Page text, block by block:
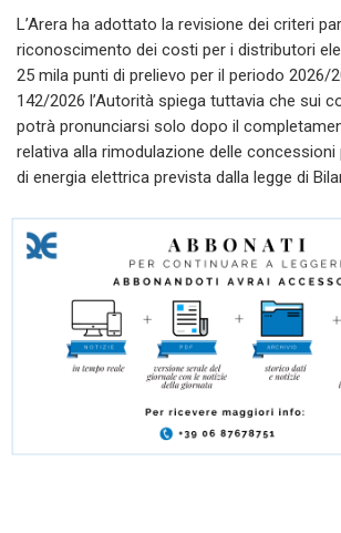
L’Arera ha adottato la revisione dei criteri
riconoscimento dei costi per i distributori
25 mila punti di prelievo per il periodo 2026/
142/2026 l’Autorità spiega tuttavia che sui
potrà pronunciarsi solo dopo il
relativa alla rimodulazione delle concessioni
di energia elettrica prevista dalla legge di